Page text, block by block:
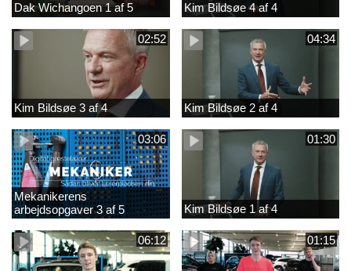
Dak Wichangoen 1 af 5 Kim Bildsøe 4 af 4
02:52
Kim Bildsøe 3 af 4
04:34
Kim Bildsøe 2 af 4
03:06
Mekanikerens
arbejdsopgaver 3 af 5
(lærepladssøgning)
01:30
Kim Bildsøe 1 af 4
06:12 01:15